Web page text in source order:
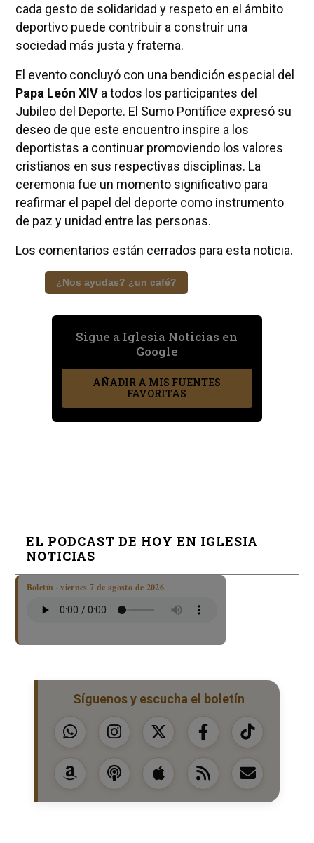
cada gesto de solidaridad y respeto en el ámbito
deportivo puede contribuir a construir una
sociedad más justa y fraterna.
El evento concluyó con una bendición especial del
Papa León XIVa todos los participantes del
Jubileo del Deporte. El Sumo Pontífice expresó su
deseo de que este encuentro inspire a los
deportistas a continuar promoviendo los valores
cristianos en sus respectivas disciplinas. La
ceremonia fue un momento significativo para
reafirmar el papel del deporte como instrumento
de paz y unidad entre las personas.
Los comentarios están cerrados para esta noticia.
¿Nos ayudas? ¿un café?
Sigue a Iglesia Noticias en
Google
AÑADIR A MIS FUENTES
FAVORITAS
EL PODCAST DE HOY EN IGLESIA
NOTICIAS
Boletín · viernes 7 de agosto de 2026
Síguenos y escucha el boletín